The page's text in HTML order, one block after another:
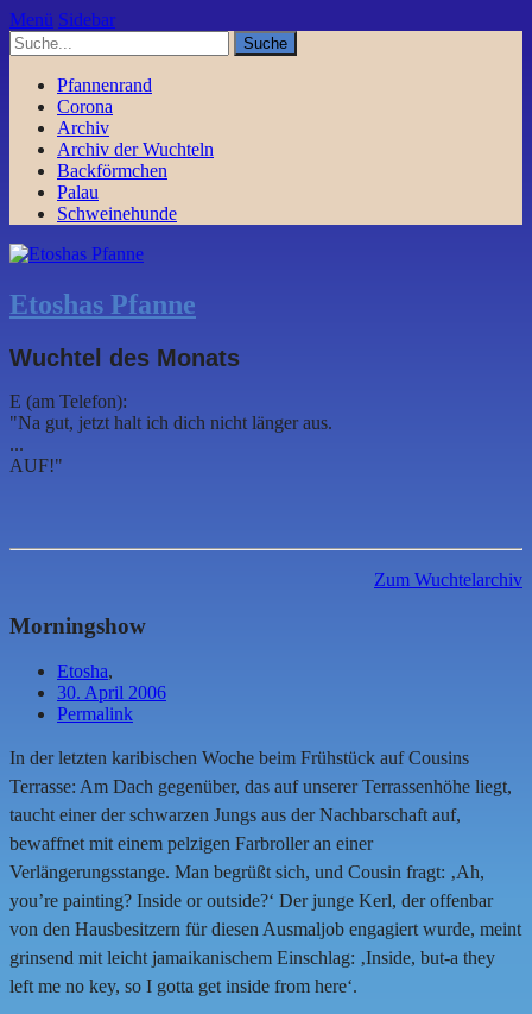
Menü Sidebar
Pfannenrand
Corona
Archiv
Archiv der Wuchteln
Backförmchen
Palau
Schweinehunde
Etoshas Pfanne
Wuchtel des Monats
E (am Telefon):
"Na gut, jetzt halt ich dich nicht länger aus.
...
AUF!"
Zum Wuchtelarchiv
Morningshow
Etosha,
30. April 2006
Permalink
In der letzten karibischen Woche beim Frühstück auf Cousins
Terrasse: Am Dach gegenüber, das auf unserer Terrassenhöhe liegt,
taucht einer der schwarzen Jungs aus der Nachbarschaft auf,
bewaffnet mit einem pelzigen Farbroller an einer
Verlängerungsstange. Man begrüßt sich, und Cousin fragt: ‚Ah,
you’re painting? Inside or outside?‘ Der junge Kerl, der offenbar
von den Hausbesitzern für diesen Ausmaljob engagiert wurde, meint
grinsend mit leicht jamaikanischem Einschlag: ‚Inside, but-a they
left me no key, so I gotta get inside from here‘.